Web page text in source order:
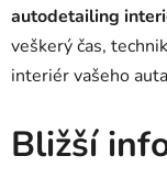
autodetailing
veškerý čas,
interiér vašeho
Bližší